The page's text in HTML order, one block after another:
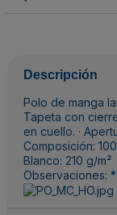
Descripción
Polo de manga
Tapeta con
en cuello. ·
Composición:
Blanco: 210 g/m²
Observaciones: